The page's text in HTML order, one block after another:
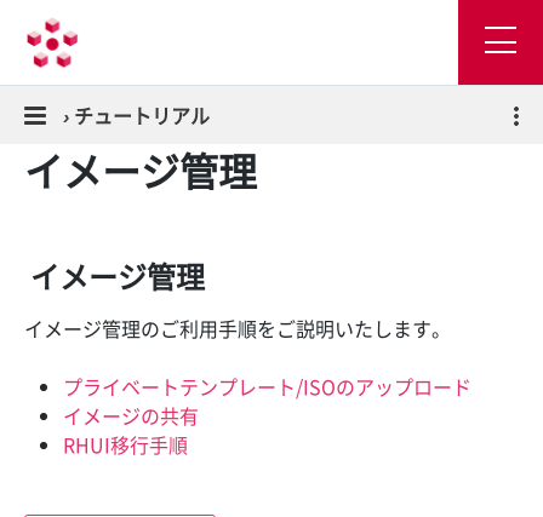
› チュートリアル
イメージ管理
イメージ管理
イメージ管理のご利用手順をご説明いたします。
プライベートテンプレート/ISOのアップロード
イメージの共有
RHUI移行手順